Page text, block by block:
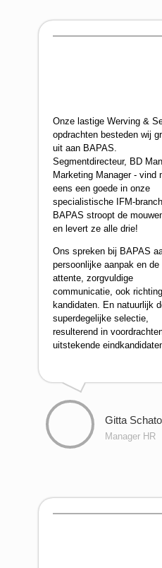
Onze lastige Werving &
opdrachten besteden wij
uit aan BAPAS.
Segmentdirecteur, BD
Marketing Manager - vind
eens een goede in onze
specialistische IFM-
BAPAS stroopt de
en levert ze alle drie!
Ons spreken bij BAPAS
persoonlijke aanpak en de
attente, zorgvuldige
communicatie, ook richting
kandidaten. En natuurlijk
superdegelijke selectie,
resulterend in
uitstekende
Gitta
Manager HR